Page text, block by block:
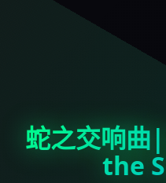
蛇之交响
the